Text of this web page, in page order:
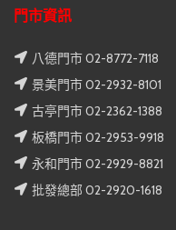
門市資訊
八德門市 02-8772-7118
景美門市 02-2932-8101
古亭門市 02-2362-1388
板橋門市 02-2953-9918
永和門市 02-2929-8821
批發總部 02-2920-1618